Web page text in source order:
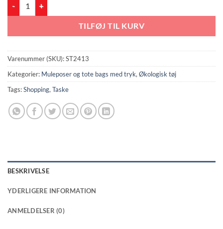
TILFØJ TIL KURV
Varenummer (SKU):ST2413
Kategorier: Muleposer og tote bags med tryk, Økologisk tøj
Tags:Shopping, Taske
BESKRIVELSE
YDERLIGERE INFORMATION
ANMELDELSER (0)